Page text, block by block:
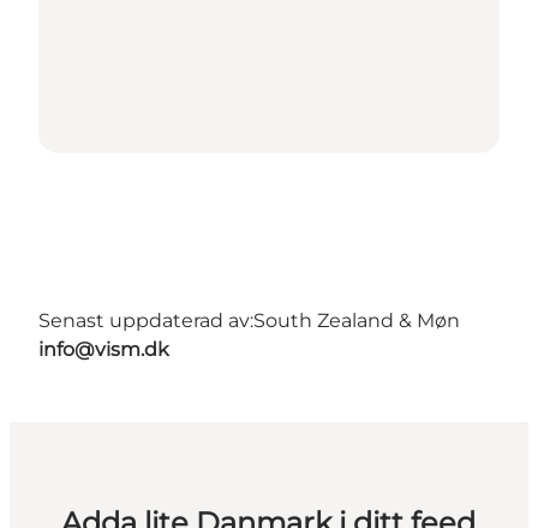
Senast uppdaterad av:South Zealand & Møn
info@vism.dk